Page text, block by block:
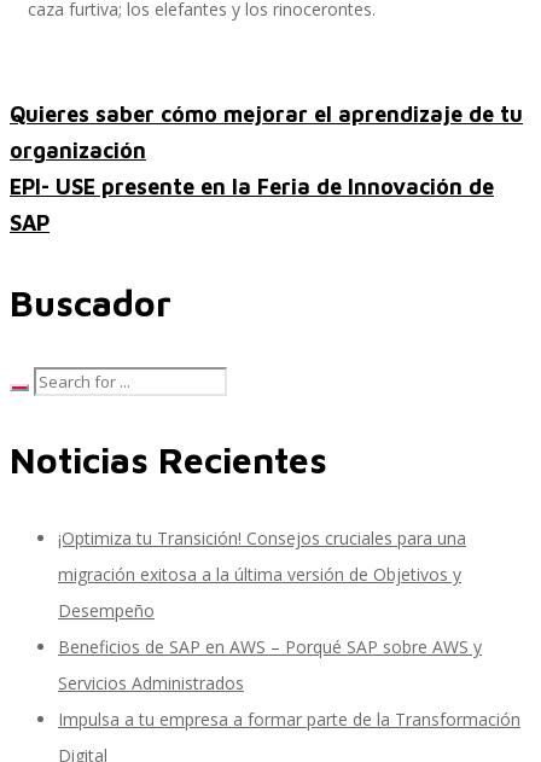
SAP NetWeaver
Gestión de Desempeño Empresarial SAP
Control, Riesgo y Cumplimiento
caza furtiva; los elefantes y los rinocerontes.
Quieres saber cómo mejorar el aprendizaje de tu
organización
EPI- USE presente en la Feria de Innovación de
SAP
Buscador
Noticias Recientes
¡Optimiza tu Transición! Consejos cruciales para una
migración exitosa a la última versión de Objetivos y
Desempeño
Beneficios de SAP en AWS – Porqué SAP sobre AWS y
Servicios Administrados
Impulsa a tu empresa a formar parte de la Transformación
Digital